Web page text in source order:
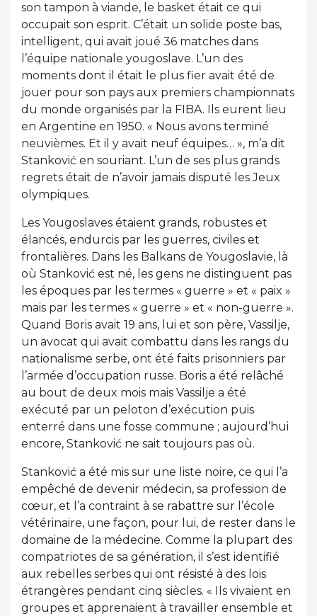
son tampon à viande, le basket était ce qui
occupait son esprit. C’était un solide poste bas,
intelligent, qui avait joué 36 matches dans
l’équipe nationale yougoslave. L’un des
moments dont il était le plus fier avait été de
jouer pour son pays aux premiers championnats
du monde organisés par la FIBA. Ils eurent lieu
en Argentine en 1950. « Nous avons terminé
neuvièmes. Et il y avait neuf équipes… », m’a dit
Stanković en souriant. L’un de ses plus grands
regrets était de n’avoir jamais disputé les Jeux
olympiques.
Les Yougoslaves étaient grands, robustes et
élancés, endurcis par les guerres, civiles et
frontalières. Dans les Balkans de Yougoslavie, là
où Stanković est né, les gens ne distinguent pas
les époques par les termes « guerre » et « paix »
mais par les termes « guerre » et « non-guerre ».
Quand Boris avait 19 ans, lui et son père, Vassilje,
un avocat qui avait combattu dans les rangs du
nationalisme serbe, ont été faits prisonniers par
l’armée d’occupation russe. Boris a été relâché
au bout de deux mois mais Vassilje a été
exécuté par un peloton d’exécution puis
enterré dans une fosse commune ; aujourd’hui
encore, Stanković ne sait toujours pas où.
Stanković a été mis sur une liste noire, ce qui l’a
empêché de devenir médecin, sa profession de
cœur, et l’a contraint à se rabattre sur l’école
vétérinaire, une façon, pour lui, de rester dans le
domaine de la médecine. Comme la plupart des
compatriotes de sa génération, il s’est identifié
aux rebelles serbes qui ont résisté à des lois
étrangères pendant cinq siècles. « Ils vivaient en
groupes et apprenaient à travailler ensemble et